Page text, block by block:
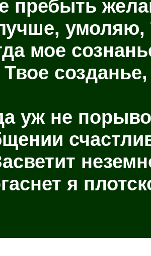
пребыть
мое
уж не
я